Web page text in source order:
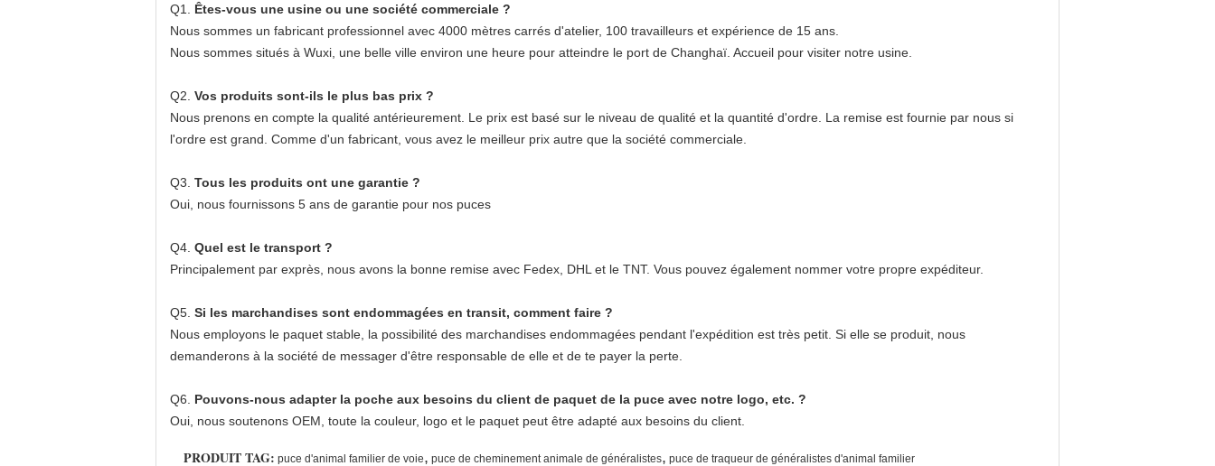
Q1. Êtes-vous une usine ou une société commerciale ?
Nous sommes un fabricant professionnel avec 4000 mètres carrés d'atelier, 100 travailleurs et expérience de 15 ans.
Nous sommes situés à Wuxi, une belle ville environ une heure pour atteindre le port de Changhaï. Accueil pour visiter notre usine.
Q2. Vos produits sont-ils le plus bas prix ?
Nous prenons en compte la qualité antérieurement. Le prix est basé sur le niveau de qualité et la quantité d'ordre. La remise est fournie par nous si
l'ordre est grand. Comme d'un fabricant, vous avez le meilleur prix autre que la société commerciale.
Q3. Tous les produits ont une garantie ?
Oui, nous fournissons 5 ans de garantie pour nos puces
Q4. Quel est le transport ?
Principalement par exprès, nous avons la bonne remise avec Fedex, DHL et le TNT. Vous pouvez également nommer votre propre expéditeur.
Q5. Si les marchandises sont endommagées en transit, comment faire ?
Nous employons le paquet stable, la possibilité des marchandises endommagées pendant l'expédition est très petit. Si elle se produit, nous
demanderons à la société de messager d'être responsable de elle et de te payer la perte.
Q6. Pouvons-nous adapter la poche aux besoins du client de paquet de la puce avec notre logo, etc. ?
Oui, nous soutenons OEM, toute la couleur, logo et le paquet peut être adapté aux besoins du client.
PRODUIT TAG: puce d'animal familier de voie, puce de cheminement animale de généralistes, puce de traqueur de généralistes d'animal familier